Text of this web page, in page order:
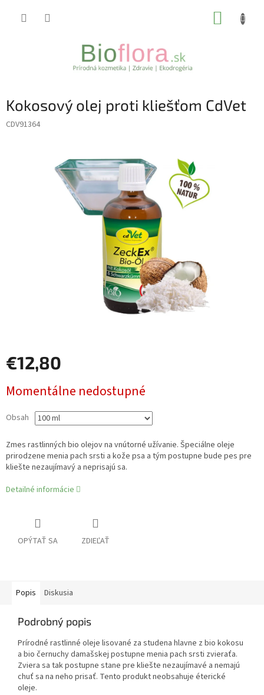
Kokosový olej proti kliešťom CdVet
CDV91364
€12,80
cena:
Momentálne nedostupné
Obsah
Zmes rastlinných bio olejov na vnútorné užívanie. Špeciálne oleje
prirodzene menia pach srsti a kože psa a tým postupne bude pes pre
kliešte nezaujímavý a neprisajú sa.
Detailné informácie
OPÝTAŤ SA ZDIEĽAŤ
Popis Diskusia
Podrobný popis
Prírodné rastlinné oleje lisované za studena hlavne z bio kokosu
a bio černuchy damašskej postupne menia pach srsti zvieraťa.
Zviera sa tak postupne stane pre kliešte nezaujímavé a nemajú
chuť sa na neho prisať. Tento produkt neobsahuje éterické
oleje.